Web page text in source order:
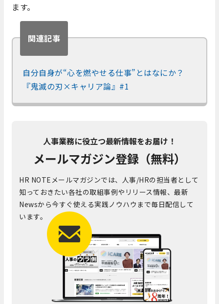
ます。
関連記事
自分自身が“心を燃やせる仕事”とはなにか？
『鬼滅の刃×キャリア論』#1
人事業務に役立つ最新情報をお届け！
メールマガジン登録（無料）
HR NOTEメールマガジンでは、人事/HRの担当者として
知っておきたい各社の取組事例やリリース情報、最新
Newsから今すぐ使える実践ノウハウまで毎日配信して
います。